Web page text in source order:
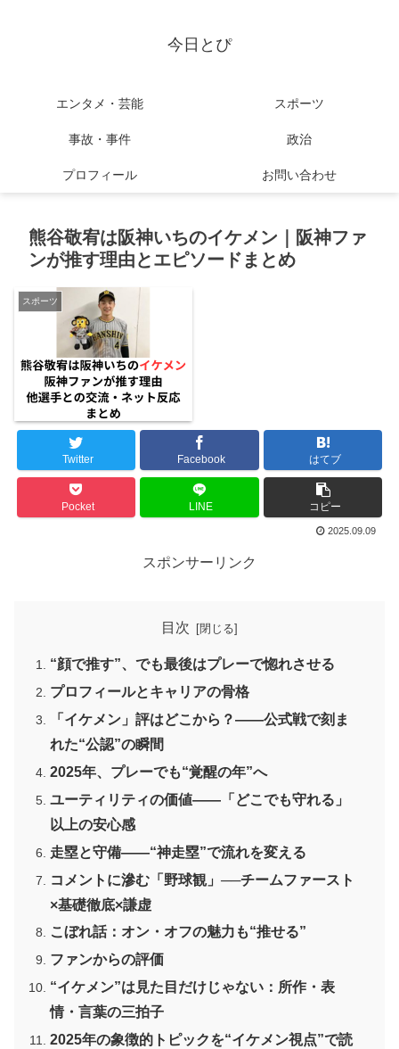
今日とぴ
エンタメ・芸能 スポーツ
事故・事件 政治
プロフィール お問い合わせ
熊谷敬宥は阪神いちのイケメン｜阪神ファ
ンが推す理由とエピソードまとめ
スポーツ
Twitter Facebook はてブ
Pocket LINE コピー
2025.09.09
スポンサーリンク
目次
“顔で推す”、でも最後はプレーで惚れさせる
プロフィールとキャリアの骨格
「イケメン」評はどこから？——公式戦で刻ま
れた“公認”の瞬間
2025年、プレーでも“覚醒の年”へ
ユーティリティの価値——「どこでも守れる」
以上の安心感
走塁と守備——“神走塁”で流れを変える
コメントに滲む「野球観」──チームファースト
×基礎徹底×謙虚
こぼれ話：オン・オフの魅力も“推せる”
ファンからの評価
“イケメン”は見た目だけじゃない：所作・表
情・言葉の三拍子
2025年の象徴的トピックを“イケメン視点”で読